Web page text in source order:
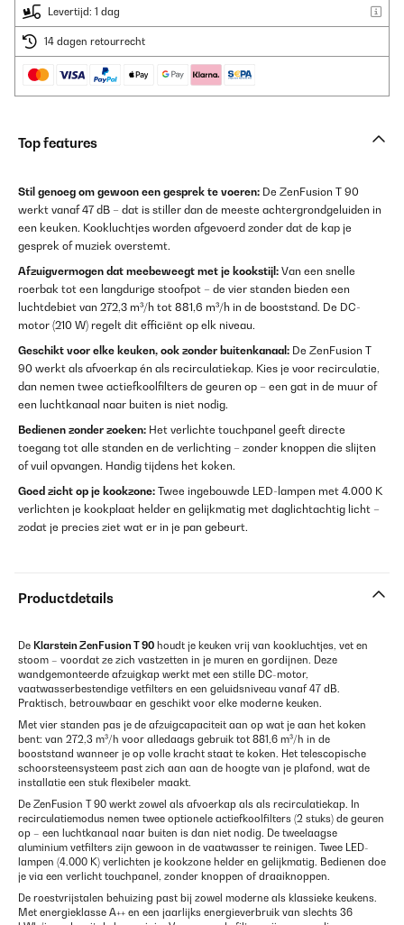
Levertijd: 1 dag
14 dagen retourrecht
Top features
Stil genoeg om gewoon een gesprek te voeren: De ZenFusion T 90
werkt vanaf 47 dB – dat is stiller dan de meeste achtergrondgeluiden in
een keuken. Kookluchtjes worden afgevoerd zonder dat de kap je
gesprek of muziek overstemt.
Afzuigvermogen dat meebeweegt met je kookstijl: Van een snelle
roerbak tot een langdurige stoofpot – de vier standen bieden een
luchtdebiet van 272,3 m³/h tot 881,6 m³/h in de booststand. De DC-
motor (210 W) regelt dit efficiënt op elk niveau.
Geschikt voor elke keuken, ook zonder buitenkanaal: De ZenFusion T
90 werkt als afvoerkap én als recirculatiekap. Kies je voor recirculatie,
dan nemen twee actief­koolfilters de geuren op – een gat in de muur of
een luchtkanaal naar buiten is niet nodig.
Bedienen zonder zoeken: Het verlichte touchpanel geeft directe
toegang tot alle standen en de verlichting – zonder knoppen die slijten
of vuil opvangen. Handig tijdens het koken.
Goed zicht op je kookzone: Twee ingebouwde LED-lampen met 4.000 K
verlichten je kookplaat helder en gelijkmatig met daglichtachtig licht –
zodat je precies ziet wat er in je pan gebeurt.
Productdetails
De Klarstein ZenFusion T 90 houdt je keuken vrij van kookluchtjes, vet en
stoom – voordat ze zich vastzetten in je muren en gordijnen. Deze
wandgemonteerde afzuigkap werkt met een stille DC-motor,
vaatwasserbestendige vetfilters en een geluidsniveau vanaf 47 dB.
Praktisch, betrouwbaar en geschikt voor elke moderne keuken.
Met vier standen pas je de afzuigcapaciteit aan op wat je aan het koken
bent: van 272,3 m³/h voor alledaags gebruik tot 881,6 m³/h in de
booststand wanneer je op volle kracht staat te koken. Het telescopische
schoorsteen­systeem past zich aan aan de hoogte van je plafond, wat de
installatie een stuk flexibeler maakt.
De ZenFusion T 90 werkt zowel als afvoerkap als als recirculatiekap. In
recirculatiemodus nemen twee optionele actief­koolfilters (2 stuks) de geuren
op – een luchtkanaal naar buiten is dan niet nodig. De tweelaagse
aluminium vetfilters zijn gewoon in de vaatwasser te reinigen. Twee LED-
lampen (4.000 K) verlichten je kookzone helder en gelijkmatig. Bedienen doe
je via een verlicht touchpanel, zonder knoppen of draaiknoppen.
De roestvrijstalen behuizing past bij zowel moderne als klassieke keukens.
Met energieklasse A++ en een jaarlijks energieverbruik van slechts 36